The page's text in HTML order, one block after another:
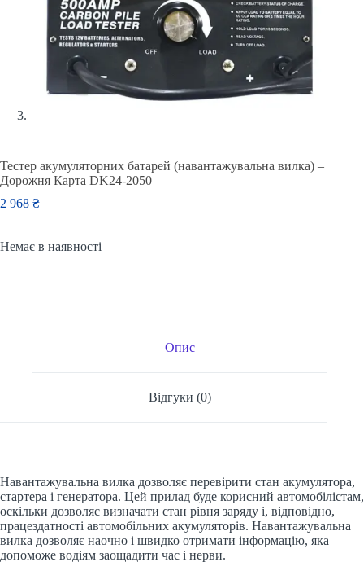
Тестер акумуляторних батарей (навантажувальна вилка) –
Дорожня Карта DK24-2050
2 968 ₴
Немає в наявності
Опис
Відгуки (0)
Навантажувальна вилка дозволяє перевірити стан акумулятора,
стартера і генератора. Цей прилад буде корисний автомобілістам,
оскільки дозволяє визначати стан рівня заряду і, відповідно,
працездатності автомобільних акумуляторів. Навантажувальна
вилка дозволяє наочно і швидко отримати інформацію, яка
допоможе водіям заощадити час і нерви.